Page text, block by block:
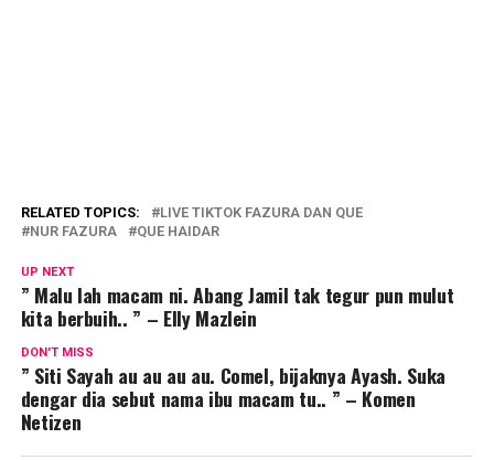
RELATED TOPICS:
LIVE TIKTOK FAZURA DAN QUE
NUR FAZURA
QUE HAIDAR
UP NEXT
” Malu lah macam ni. Abang Jamil tak tegur pun mulut
kita berbuih.. ” – Elly Mazlein
DON'T MISS
” Siti Sayah au au au au. Comel, bijaknya Ayash. Suka
dengar dia sebut nama ibu macam tu.. ” – Komen
Netizen